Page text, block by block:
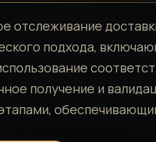
отслеживание
подхода,
получение и